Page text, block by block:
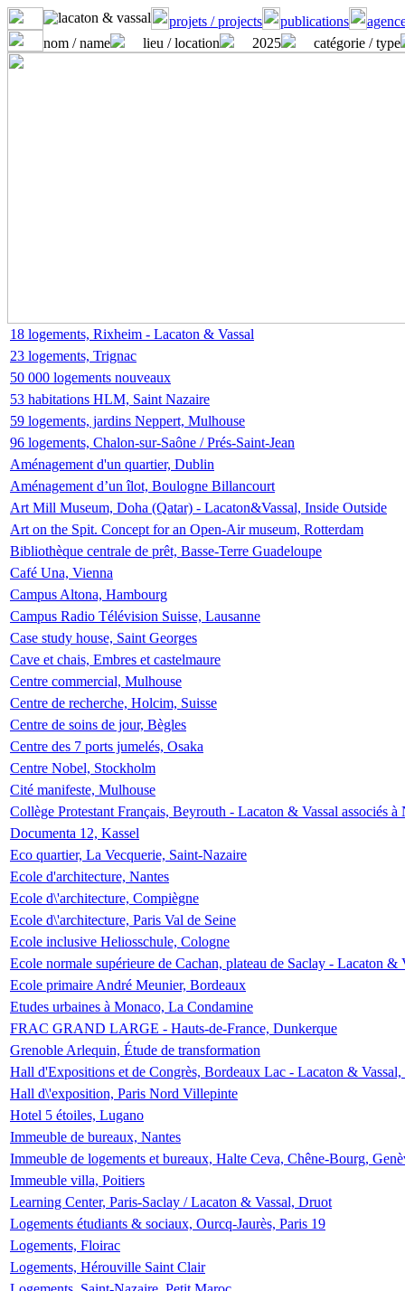
projets / projects publications
nom / name
lieu / location 2025 catégorie / type
18 logements, Rixheim - Lacaton & Vassal
23 logements, Trignac
50 000 logements nouveaux
53 habitations HLM, Saint Nazaire
59 logements, jardins Neppert, Mulhouse
96 logements, Chalon-sur-Saône / Prés-Saint-Jean
Aménagement d'un quartier, Dublin
Aménagement d’un îlot, Boulogne Billancourt
Art Mill Museum, Doha (Qatar) - Lacaton&Vassal, Inside Outside
Art on the Spit. Concept for an Open-Air museum, Rotterdam
Bibliothèque centrale de prêt, Basse-Terre Guadeloupe
Café Una, Vienna
Campus Altona, Hambourg
Campus Radio Télévision Suisse, Lausanne
Case study house, Saint Georges
Cave et chais, Embres et castelmaure
Centre commercial, Mulhouse
Centre de recherche, Holcim, Suisse
Centre de soins de jour, Bègles
Centre des 7 ports jumelés, Osaka
Centre Nobel, Stockholm
Cité manifeste, Mulhouse
Collège Protestant Français, Beyrouth - Lacaton & Vassal associés
Documenta 12, Kassel
Eco quartier, La Vecquerie, Saint-Nazaire
Ecole d'architecture, Nantes
Ecole d\'architecture, Compiègne
Ecole d\'architecture, Paris Val de Seine
Ecole inclusive Heliosschule, Cologne
Ecole normale supérieure de Cachan, plateau de Saclay - Lacaton &
Ecole primaire André Meunier, Bordeaux
Etudes urbaines à Monaco, La Condamine
FRAC GRAND LARGE - Hauts-de-France, Dunkerque
Grenoble Arlequin, Étude de transformation
Hall d'Expositions et de Congrès, Bordeaux Lac - Lacaton &
Hall d\'exposition, Paris Nord Villepinte
Hotel 5 étoiles, Lugano
Immeuble de bureaux, Nantes
Immeuble de logements et bureaux, Halte Ceva, Chêne-Bourg,
Immeuble villa, Poitiers
Learning Center, Paris-Saclay / Lacaton & Vassal, Druot
Logements étudiants & sociaux, Ourcq-Jaurès, Paris 19
Logements, Floirac
Logements, Hérouville Saint Clair